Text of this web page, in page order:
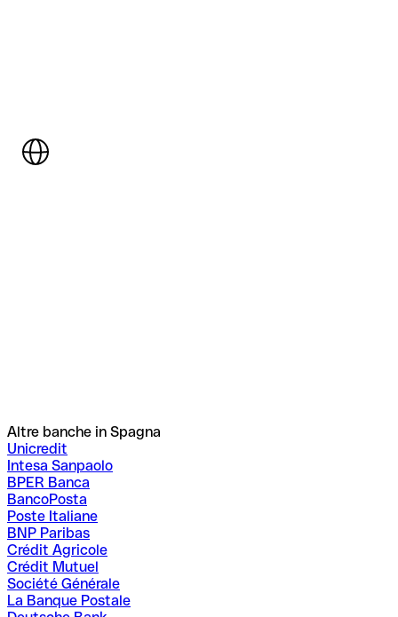
Altre banche in Spagna
Unicredit
Intesa Sanpaolo
BPER Banca
BancoPosta
Poste Italiane
BNP Paribas
Crédit Agricole
Crédit Mutuel
Société Générale
La Banque Postale